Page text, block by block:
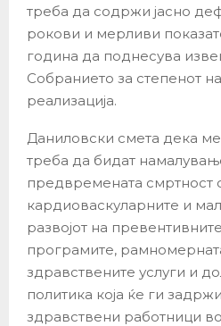
треба да содржи јасно
рокови и мерливи
година да поднесува
Собранието за степенот
реализација.
Даниловски смета дека
треба да бидат
предвремената смртност
кардиоваскуларните и
развојот на
програмите,
здравствените услуги и
политика која ќе ги
здравствени работници во